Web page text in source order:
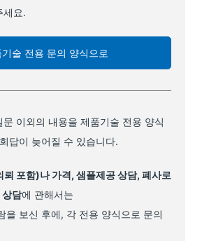
세요.
술 전용 문의 양식으로
이외의 내용을 제품기술 전용 양식
답이 늦어질 수 있습니다.
포함)나 가격, 샘플제공 상담, 폐사로
상담에 관해서는
을 보신 후에, 각 전용 양식으로 문의